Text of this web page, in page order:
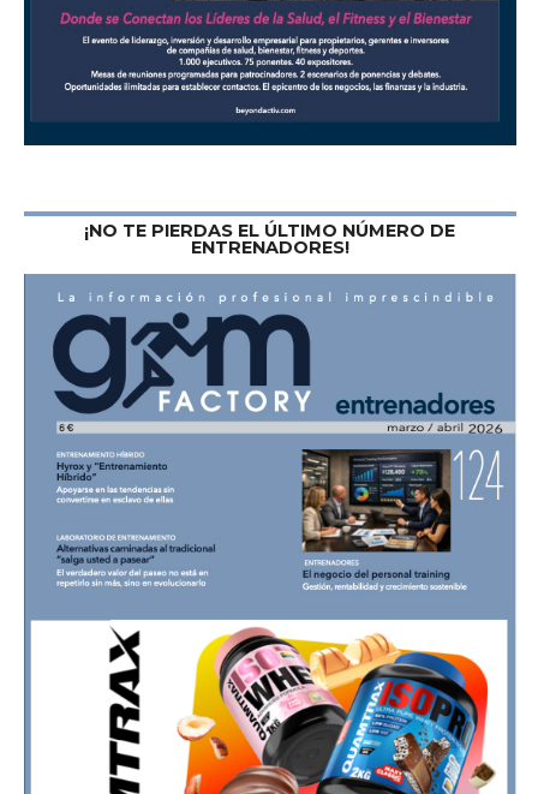
¡NO TE PIERDAS EL ÚLTIMO NÚMERO DE
ENTRENADORES!